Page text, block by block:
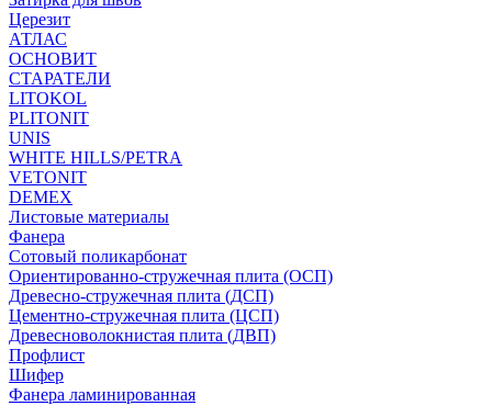
Церезит
АТЛАС
ОСНОВИТ
СТАРАТЕЛИ
LITOKOL
PLITONIT
UNIS
WHITE HILLS/PETRA
VETONIT
DEMEX
Листовые материалы
Фанера
Сотовый поликарбонат
Ориентированно-стружечная плита (ОСП)
Древесно-стружечная плита (ДСП)
Цементно-стружечная плита (ЦСП)
Древесноволокнистая плита (ДВП)
Профлист
Шифер
Фанера ламинированная